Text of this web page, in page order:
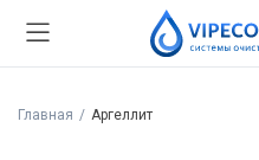
Главная Аргеллит